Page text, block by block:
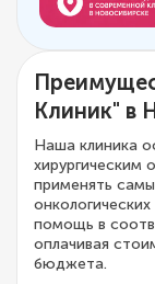
Клиник" в
Наша клиника
хирургическим
применять
помощь в
оплачивая
бюджета.